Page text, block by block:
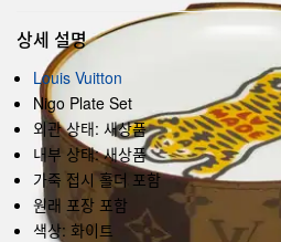
상세 설명
Louis Vuitton
Nigo Plate Set
외관 상태: 새상품
내부 상태: 새상품
가죽 접시 홀더 포함
원래 포장 포함
색상: 화이트